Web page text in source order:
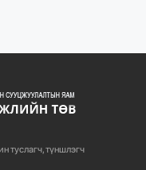
ХУУЛИЙН
туслагч, түншлэгч